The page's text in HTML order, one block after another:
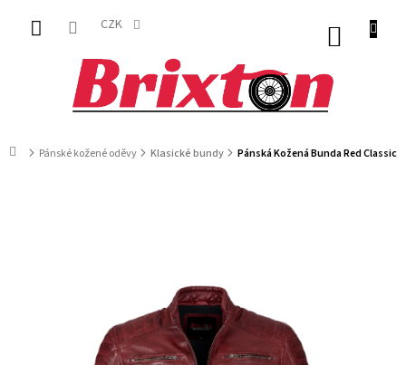
obsah
CZK
DomůPánské kožené oděvy Klasické bundy Pánská Kožená Bunda Red Classic